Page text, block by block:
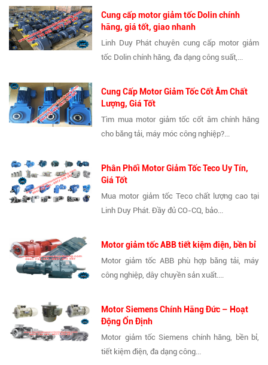
Cung cấp motor giảm tốc Dolin chính
hãng, giá tốt, giao nhanh
Linh Duy Phát chuyên cung cấp motor giảm
tốc Dolin chính hãng, đa dạng công suất,...
Cung Cấp Motor Giảm Tốc Cốt Âm Chất
Lượng, Giá Tốt
Tìm mua motor giảm tốc cốt âm chính hãng
cho băng tải, máy móc công nghiệp?...
Phân Phối Motor Giảm Tốc Teco Uy Tín,
Giá Tốt
Mua motor giảm tốc Teco chất lượng cao tại
Linh Duy Phát. Đầy đủ CO-CQ, bảo...
Motor giảm tốc ABB tiết kiệm điện, bền bỉ
Motor giảm tốc ABB phù hợp băng tải, máy
công nghiệp, dây chuyền sản xuất....
Motor Siemens Chính Hãng Đức – Hoạt
Động Ổn Định
Motor giảm tốc Siemens chính hãng, bền bỉ,
tiết kiệm điện, đa dạng công...